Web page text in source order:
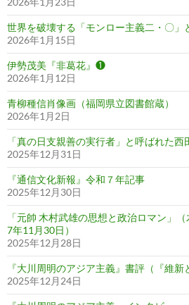
世界を破壊する「モンロー主義二・〇」
2026年1月15日
伊勢茂美『非葛花』❶
2026年1月12日
青柳種信肖像画（福岡県立図書館蔵）
2026年1月2日
「真の日支親善の実行者」と呼ばれた西
2025年12月31日
『通信文化新報』令和７年記事
2025年12月30日
「元帥 木村武雄の思想と政治ロマン」
7年11月30日）
2025年12月28日
『大川周明のアジア主義』書評（『維新
2025年12月24日